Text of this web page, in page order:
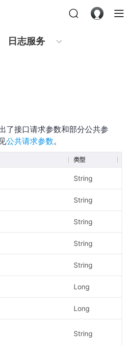
日志服务
了接口请求参数和部分公共参
公共请求参数。
类型
String
String
String
String
String
Long
Long
String